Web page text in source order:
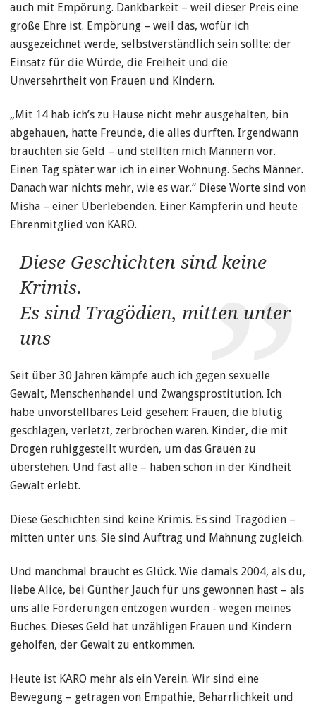
auch mit Empörung. Dankbarkeit – weil dieser Preis eine
große Ehre ist. Empörung – weil das, wofür ich
ausgezeichnet werde, selbstverständlich sein sollte: der
Einsatz für die Würde, die Freiheit und die
Unversehrtheit von Frauen und Kindern.
„Mit 14 hab ich’s zu Hause nicht mehr ausgehalten, bin
abgehauen, hatte Freunde, die alles durften. Irgendwann
brauchten sie Geld – und stellten mich Männern vor.
Einen Tag später war ich in einer Wohnung. Sechs Männer.
Danach war nichts mehr, wie es war.“ Diese Worte sind von
Misha – einer Überlebenden. Einer Kämpferin und heute
Ehrenmitglied von KARO.
Diese Geschichten sind keine
Krimis.
Es sind Tragödien, mitten unter
uns
Seit über 30 Jahren kämpfe auch ich gegen sexuelle
Gewalt, Menschenhandel und Zwangsprostitution. Ich
habe unvorstellbares Leid gesehen: Frauen, die blutig
geschlagen, verletzt, zerbrochen waren. Kinder, die mit
Drogen ruhiggestellt wurden, um das Grauen zu
überstehen. Und fast alle – haben schon in der Kindheit
Gewalt erlebt.
Diese Geschichten sind keine Krimis. Es sind Tragödien –
mitten unter uns. Sie sind Auftrag und Mahnung zugleich.
Und manchmal braucht es Glück. Wie damals 2004, als du,
liebe Alice, bei Günther Jauch für uns gewonnen hast – als
uns alle Förderungen entzogen wurden - wegen meines
Buches. Dieses Geld hat unzähligen Frauen und Kindern
geholfen, der Gewalt zu entkommen.
Heute ist KARO mehr als ein Verein. Wir sind eine
Bewegung – getragen von Empathie, Beharrlichkeit und